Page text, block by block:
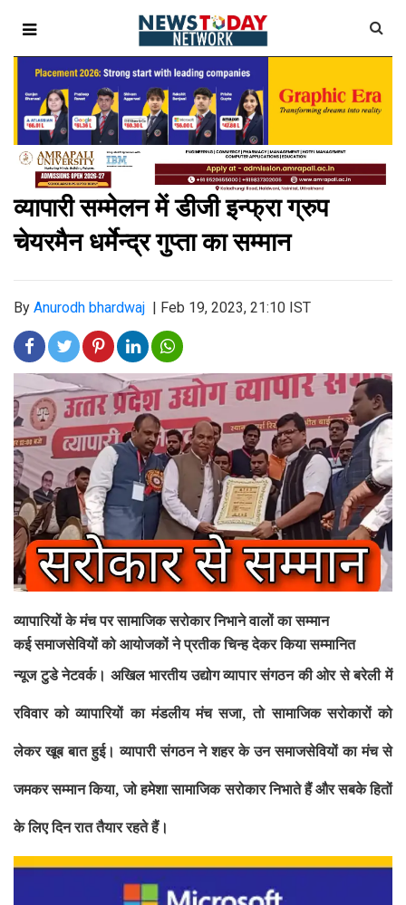
व्यापारी सम्मेलन में डीजी इन्फ्रा ग्रुप
चेयरमैन धर्मेन्द्र गुप्ता का सम्मान
By Anurodh bhardwaj Feb 19, 2023, 21:10 IST
व्यापारियों के मंच पर सामाजिक सरोकार निभाने वालों का सम्मान
कई समाजसेवियों को आयोजकों ने प्रतीक चिन्ह देकर किया सम्मानित
न्यूज टुडे नेटवर्क। अखिल भारतीय उद्योग व्यापार संगठन की ओर से बरेली में
रविवार को व्यापारियों का मंडलीय मंच सजा, तो सामाजिक सरोकारों को
लेकर खूब बात हुई। व्यापारी संगठन ने शहर के उन समाजसेवियों का मंच से
जमकर सम्मान किया, जो हमेशा सामाजिक सरोकार निभाते हैं और सबके हितों
के लिए दिन रात तैयार रहते हैं।